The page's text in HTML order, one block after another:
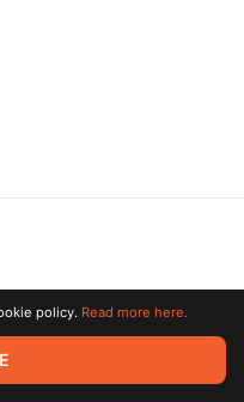
reserved. All trademarks
policy. Read more here.